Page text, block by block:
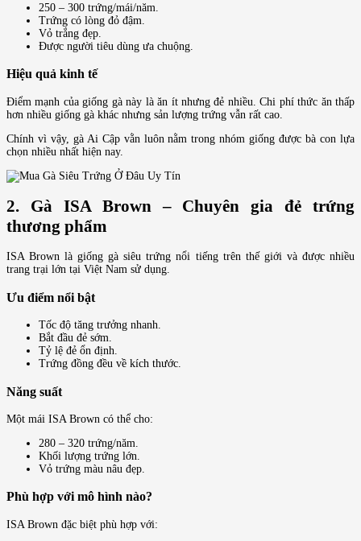
250 – 300 trứng/mái/năm.
Trứng có lòng đỏ đậm.
Vỏ trắng đẹp.
Được người tiêu dùng ưa chuộng.
Hiệu quả kinh tế
Điểm mạnh của giống gà này là ăn ít nhưng đẻ nhiều. Chi phí thức ăn thấp
hơn nhiều giống gà khác nhưng sản lượng trứng vẫn rất cao.
Chính vì vậy, gà Ai Cập vằn luôn nằm trong nhóm giống được bà con lựa
chọn nhiều nhất hiện nay.
2. Gà ISA Brown – Chuyên gia đẻ trứng
thương phẩm
ISA Brown là giống gà siêu trứng nổi tiếng trên thế giới và được nhiều
trang trại lớn tại Việt Nam sử dụng.
Ưu điểm nổi bật
Tốc độ tăng trưởng nhanh.
Bắt đầu đẻ sớm.
Tỷ lệ đẻ ổn định.
Trứng đồng đều về kích thước.
Năng suất
Một mái ISA Brown có thể cho:
280 – 320 trứng/năm.
Khối lượng trứng lớn.
Vỏ trứng màu nâu đẹp.
Phù hợp với mô hình nào?
ISA Brown đặc biệt phù hợp với: